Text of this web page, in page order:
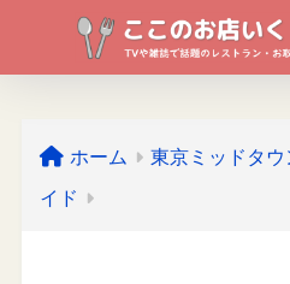
ホーム
東京ミッドタ
イド